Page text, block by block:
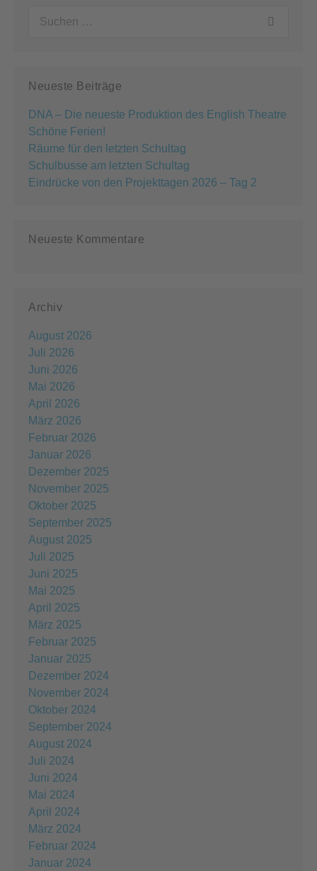
Neueste Beiträge
DNA – Die neueste Produktion des English Theatre
Schöne Ferien!
Räume für den letzten Schultag
Schulbusse am letzten Schultag
Eindrücke von den Projekttagen 2026 – Tag 2
Neueste Kommentare
Archiv
August 2026
Juli 2026
Juni 2026
Mai 2026
April 2026
März 2026
Februar 2026
Januar 2026
Dezember 2025
November 2025
Oktober 2025
September 2025
August 2025
Juli 2025
Juni 2025
Mai 2025
April 2025
März 2025
Februar 2025
Januar 2025
Dezember 2024
November 2024
Oktober 2024
September 2024
August 2024
Juli 2024
Juni 2024
Mai 2024
April 2024
März 2024
Februar 2024
Januar 2024